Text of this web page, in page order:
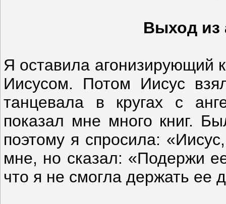
Выход из
Я оставила агонизирующий
Иисусом. Потом Иисус
танцевала в кругах с
показал мне много книг.
поэтому я спросила:
мне, но сказал: «Подержи
что я не смогла держать ее